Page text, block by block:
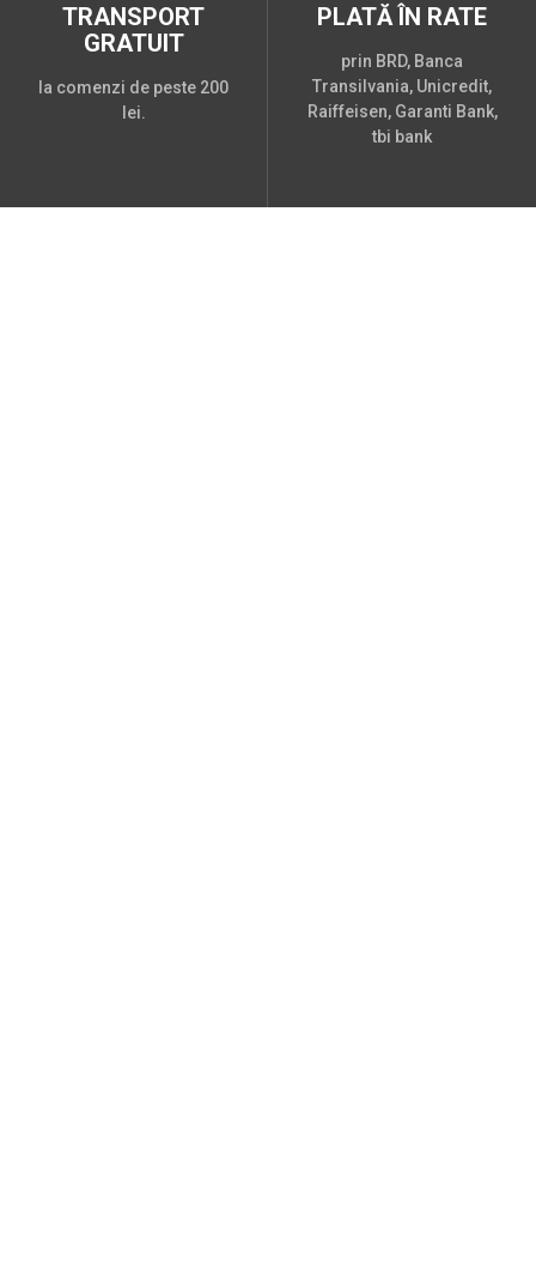
TRANSPORT
GRATUIT
la comenzi de peste 200
lei.
PLATĂ ÎN RATE
prin BRD, Banca
Transilvania, Unicredit,
Raiffeisen, Garanti Bank,
tbi bank